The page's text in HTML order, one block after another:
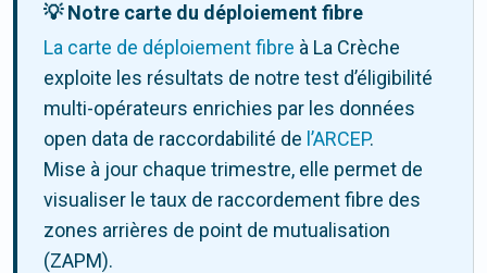
💡 Notre carte du déploiement fibre
La carte de déploiement fibre à La Crèche
exploite les résultats de notre test d’éligibilité
multi-opérateurs enrichies par les données
open data de raccordabilité de l’ARCEP.
Mise à jour chaque trimestre, elle permet de
visualiser le taux de raccordement fibre des
zones arrières de point de mutualisation
(ZAPM).